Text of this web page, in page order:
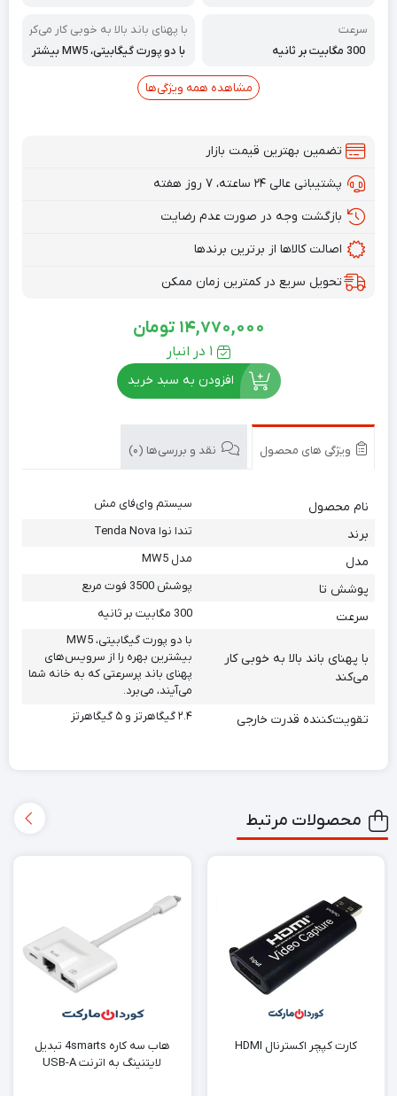
سرعت
300 مگابیت بر ثانیه
با پهنای باند بالا به خوبی کار می‌کن
د
با دو پورت گیگابیتی، MW5 بیشتر
ند پرسرعتی که به خانه شما می‌آین
د، می‌برد.
مشاهده همه ویژگی‌ها
تضمین بهترین قیمت بازار
پشتیبانی عالی ۲۴ ساعته، ۷ روز هفته
بازگشت وجه در صورت عدم رضایت
اصالت کالاها از برترین برندها
تحویل سریع در کمترین زمان ممکن
14,770,000 تومان
1 در انبار
افزودن به سبد خرید
ویژگی های محصول نقد و بررسی‌ها (0)
نام محصول سیستم وای‌فای مش
برند تندا نوا Tenda Nova
مدل مدل MW5
پوشش تا پوشش 3500 فوت مربع
سرعت 300 مگابیت بر ثانیه
با پهنای باند بالا به خوبی کار
می‌کند
با دو پورت گیگابیتی، MW5
بیشترین بهره را از سرویس‌های
پهنای باند پرسرعتی که به خانه شما
می‌آیند، می‌برد.
تقویت‌کننده قدرت خارجی ۲.۴ گیگاهرتز و ۵ گیگاهرتز
محصولات مرتبط
کارت کپچر اکسترنال HDMI
هاب سه کاره 4smarts تبدیل
لایتنینگ به اترنت USB-A